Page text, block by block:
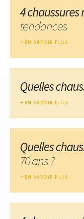
4 chaussures
tendances
EN SAVOIR PLUS
Quelles
EN SAVOIR PLUS
Quelles
70 ans ?
EN SAVOIR PLUS